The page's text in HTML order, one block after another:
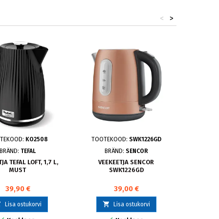
>
<
KO2508
BRÄND: TEFAL
TEFAL LOFT, 1,7 L,
MUST
39,90 €
Lisa ostukorvi
TOOTEKOOD: SWK1226GD
BRÄND: SENCOR
VEEKEETJA SENCOR
SWK1226GD
39,00 €
 Lisa ostukorvi